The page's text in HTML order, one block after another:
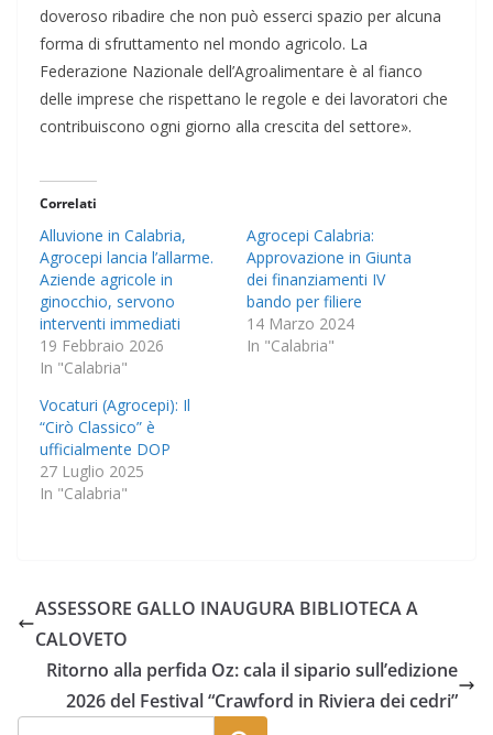
doveroso ribadire che non può esserci spazio per alcuna
forma di sfruttamento nel mondo agricolo. La
Federazione Nazionale dell’Agroalimentare è al fianco
delle imprese che rispettano le regole e dei lavoratori che
contribuiscono ogni giorno alla crescita del settore».
Correlati
Alluvione in Calabria,
Agrocepi lancia l’allarme.
Aziende agricole in
ginocchio, servono
interventi immediati
19 Febbraio 2026
In "Calabria"
Agrocepi Calabria:
Approvazione in Giunta
dei finanziamenti IV
bando per filiere
14 Marzo 2024
In "Calabria"
Vocaturi (Agrocepi): Il
“Cirò Classico” è
ufficialmente DOP
27 Luglio 2025
In "Calabria"
ASSESSORE GALLO INAUGURA BIBLIOTECA A
CALOVETO
Ritorno alla perfida Oz: cala il sipario sull’edizione
2026 del Festival “Crawford in Riviera dei cedri”